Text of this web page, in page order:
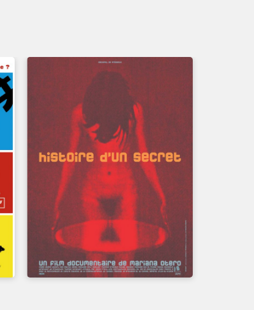
UN FILM DE
MARIANA OTERO